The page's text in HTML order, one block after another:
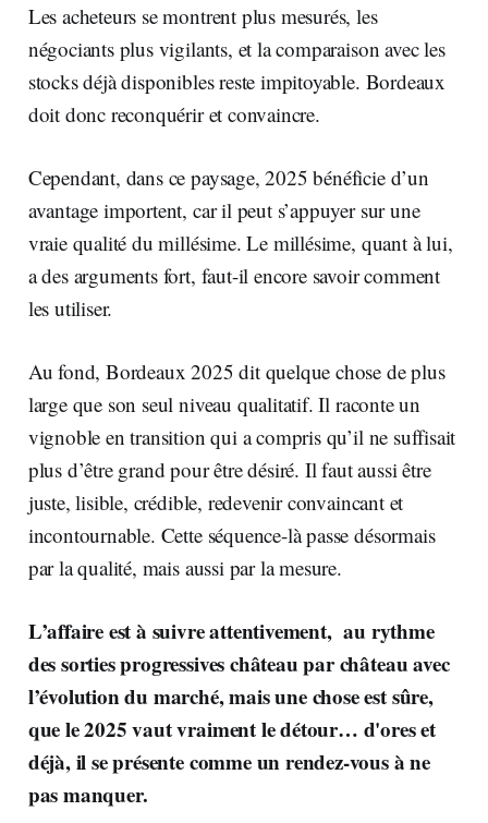
Les acheteurs se montrent plus mesurés, les
négociants plus vigilants, et la comparaison avec les
stocks déjà disponibles reste impitoyable. Bordeaux
doit donc reconquérir et convaincre.
Cependant, dans ce paysage, 2025 bénéficie d’un
avantage importent, car il peut s’appuyer sur une
vraie qualité du millésime. Le millésime, quant à lui,
a des arguments fort, faut-il encore savoir comment
les utiliser.
Au fond, Bordeaux 2025 dit quelque chose de plus
large que son seul niveau qualitatif. Il raconte un
vignoble en transition qui a compris qu’il ne suffisait
plus d’être grand pour être désiré. Il faut aussi être
juste, lisible, crédible, redevenir convaincant et
incontournable. Cette séquence-là passe désormais
par la qualité, mais aussi par la mesure.
L’affaire est à suivre attentivement, au rythme
des sorties progressives château par château avec
l’évolution du marché, mais une chose est sûre,
que le 2025 vaut vraiment le détour… d'ores et
déjà, il se présente comme un rendez-vous à ne
pas manquer.